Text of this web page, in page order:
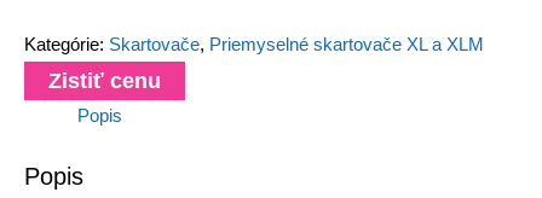
Kategórie: Skartovače, Priemyselné skartovače XL a XLM
Zistiť cenu
Popis
Popis